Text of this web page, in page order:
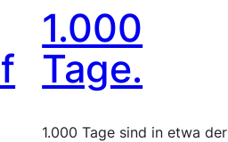
1.000
Tage.
1.000 Tage sind in etwa der